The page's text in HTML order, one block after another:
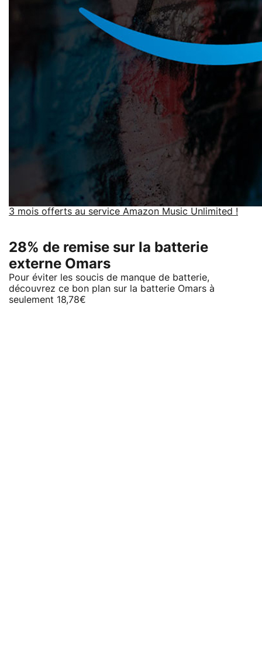
3 mois offerts au service Amazon Music Unlimited !
28% de remise sur la batterie
externe Omars
Pour éviter les soucis de manque de batterie,
découvrez ce bon plan sur la batterie Omars à
seulement 18,78€